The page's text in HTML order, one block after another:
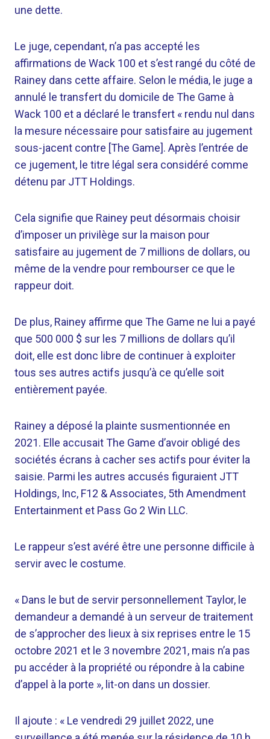
une dette.
Le juge, cependant, n’a pas accepté les
affirmations de Wack 100 et s’est rangé du côté de
Rainey dans cette affaire. Selon le média, le juge a
annulé le transfert du domicile de The Game à
Wack 100 et a déclaré le transfert « rendu nul dans
la mesure nécessaire pour satisfaire au jugement
sous-jacent contre [The Game]. Après l’entrée de
ce jugement, le titre légal sera considéré comme
détenu par JTT Holdings.
Cela signifie que Rainey peut désormais choisir
d’imposer un privilège sur la maison pour
satisfaire au jugement de 7 millions de dollars, ou
même de la vendre pour rembourser ce que le
rappeur doit.
De plus, Rainey affirme que The Game ne lui a payé
que 500 000 $ sur les 7 millions de dollars qu’il
doit, elle est donc libre de continuer à exploiter
tous ses autres actifs jusqu’à ce qu’elle soit
entièrement payée.
Rainey a déposé la plainte susmentionnée en
2021. Elle accusait The Game d’avoir obligé des
sociétés écrans à cacher ses actifs pour éviter la
saisie. Parmi les autres accusés figuraient JTT
Holdings, Inc, F12 & Associates, 5th Amendment
Entertainment et Pass Go 2 Win LLC.
Le rappeur s’est avéré être une personne difficile à
servir avec le costume.
« Dans le but de servir personnellement Taylor, le
demandeur a demandé à un serveur de traitement
de s’approcher des lieux à six reprises entre le 15
octobre 2021 et le 3 novembre 2021, mais n’a pas
pu accéder à la propriété ou répondre à la cabine
d’appel à la porte », lit-on dans un dossier.
Il ajoute : « Le vendredi 29 juillet 2022, une